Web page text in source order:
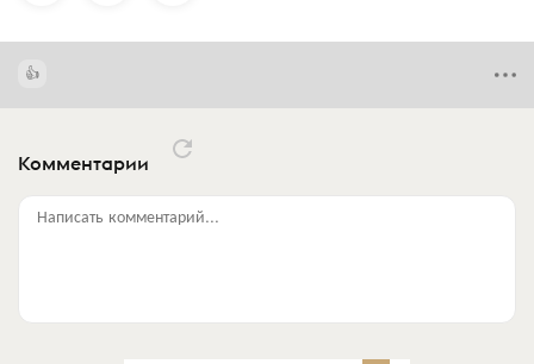
Комментарии
Написать комментарий...